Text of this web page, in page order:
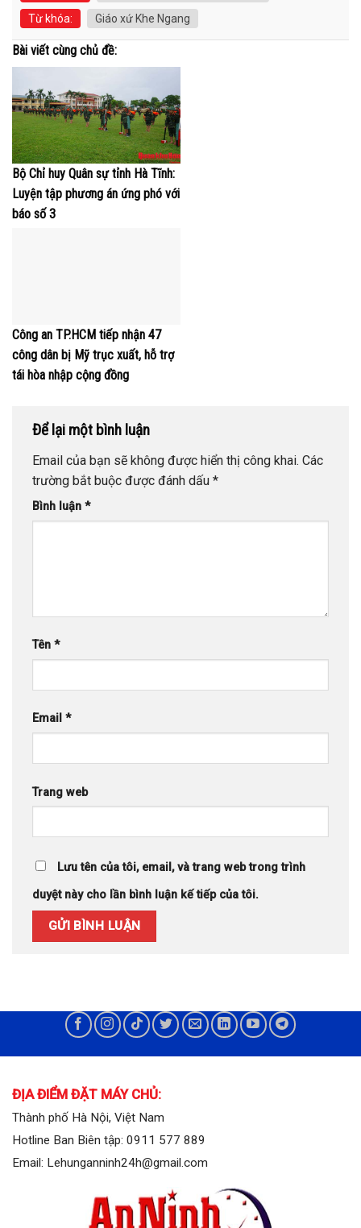
Từ khóa:
Giáo xứ Khe Ngang
Bài viết cùng chủ đề:
Bộ Chỉ huy Quân sự tỉnh Hà Tĩnh:
Luyện tập phương án ứng phó với
báo số 3
Công an TP.HCM tiếp nhận 47
công dân bị Mỹ trục xuất, hỗ trợ
tái hòa nhập cộng đồng
Để lại một bình luận
Email của bạn sẽ không được hiển thị công khai. Các
trường bắt buộc được đánh dấu *
Bình luận *
Tên *
Email *
Trang web
Lưu tên của tôi, email, và trang web trong trình
duyệt này cho lần bình luận kế tiếp của tôi.
ĐỊA ĐIỂM ĐẶT MÁY CHỦ:
Thành phố Hà Nội, Việt Nam
Hotline Ban Biên tập: 0911 577 889
Email: Lehunganninh24h@gmail.com